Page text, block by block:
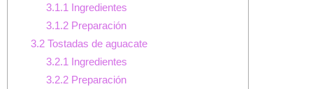
3.1.1 Ingredientes
3.1.2 Preparación
3.2Tostadas de aguacate
3.2.1 Ingredientes
3.2.2 Preparación